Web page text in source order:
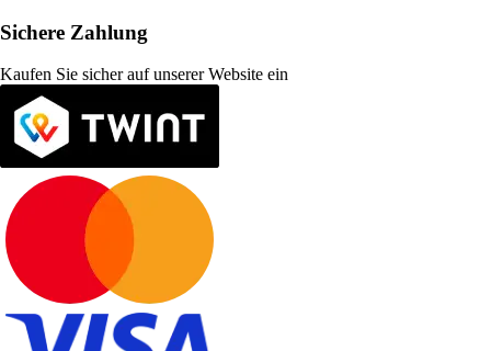
Sichere Zahlung
Kaufen Sie sicher auf unserer Website ein